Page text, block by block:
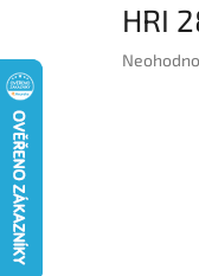
HRI
Průměrné